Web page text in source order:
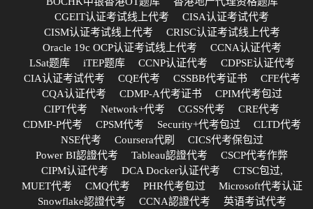
CGEIT认证考试线上代考
CISA认证考试代考
CISM认证考试线上代考
CRISC认证考试线上代考
Oracle 19c OCP认证考试线上代考
CCNA认证代考
LSat题库
iTEP题库 CCNP认证代考
CDPSE认证代考
CIA认证考试代考
CQE代考 CSSBB代考证书
CFE代考
CQA认证代考
CDMP-A代考证书
CPIM代考包过
CIPT代考
Network+代考 CGSS代考
CRE代考
CDMP-P代考
CPSM代考 Security+代考包过
CLTD代考
NSE代考
Coursera代刷
CICS代考保包过
Power BI認證代考
Tableau認證代考
CSCP代考作弊
CIPM认证代考
DCA Docker认证代考
CTSC包过,
MUET代考
CMQ代考 PHR代考包过
Microsoft代考认证
Snowflake認證代考
CCNA認證代考
英语考试代考